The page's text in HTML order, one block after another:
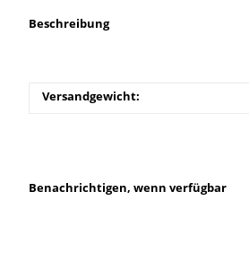
Beschreibung
Versandgewicht:
Benachrichtigen, wenn verfügbar